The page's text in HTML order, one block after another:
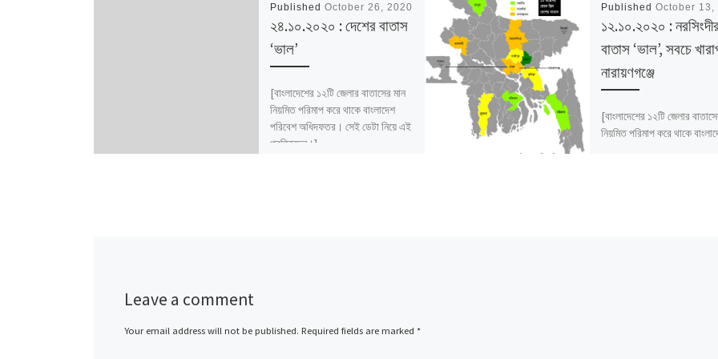
PublishedOctober 26, 2020
২৪.১০.২০২০ : দেশের বাতাস
‘ভাল’
[বাংলাদেশের ১২টি জেলার বাতাসের মান
নিয়মিত পরিমাপ করে থাকে বাংলাদেশ
পরিবেশ অধিদফতর। সেই ডেটা নিয়ে এই
প্রতিবেদন।]
Published October 13,
১২.১০.২০২০ :
বাতাস ‘ভাল’, সবচে
নারায়ণগঞ্জে
[বাংলাদেশের ১২টি জেলার
নিয়মিত পরিমাপ করে থাকে
Leave a comment
Your email address will not be published. Required fields are marked *